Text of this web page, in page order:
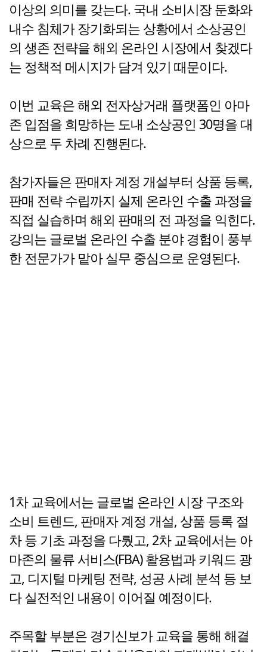
이상의 의미를 갖는다. 국내 소비시장 둔화와
내수 침체가 장기화되는 상황에서 소상공인
의 생존 전략을 해외 온라인 시장에서 찾겠다
는 정책적 메시지가 담겨 있기 때문이다.
이번 교육은 해외 전자상거래 플랫폼인 아마
존 입점을 희망하는 도내 소상공인 30명을 대
상으로 두 차례 진행된다.
참가자들은 판매자 계정 개설부터 상품 등록,
판매 전략 수립까지 실제 온라인 수출 과정을
직접 실습하며 해외 판매의 전 과정을 익힌다.
강의는 글로벌 온라인 수출 분야 경험이 풍부
한 전문가가 맡아 실무 중심으로 운영된다.
1차 교육에서는 글로벌 온라인 시장 구조와
소비 트렌드, 판매자 계정 개설, 상품 등록 절
차 등 기초 과정을 다뤘고, 2차 교육에서는 아
마존의 물류 서비스(FBA) 활용법과 키워드 광
고, 디지털 마케팅 전략, 성공 사례 분석 등 보
다 실전적인 내용이 이어질 예정이다.
주목할 부분은 경기신보가 교육을 통해 해결